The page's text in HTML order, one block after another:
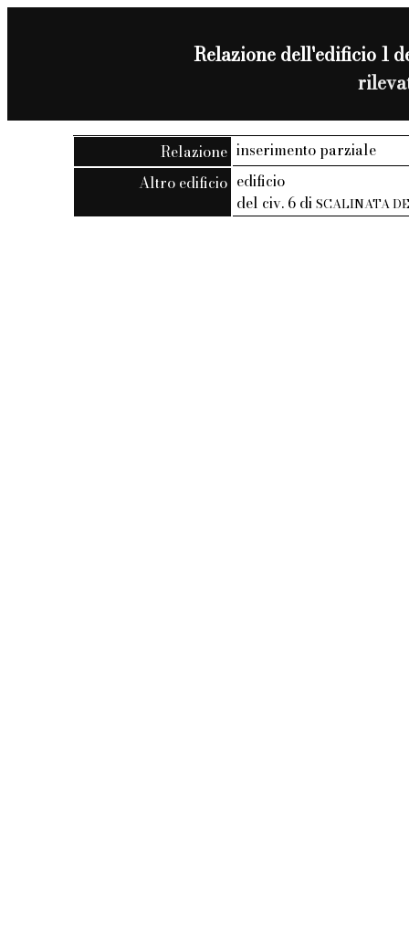
Relazione dell'edificio 1
Relazione inserimento parziale
Altro edificio edificio
del civ. 6 diSCALINATA